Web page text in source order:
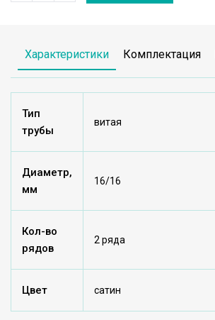
Характеристики Комплектация
Тип
трубы
витая
Диаметр,
мм
16/16
Кол-во
рядов
2 ряда
Цвет сатин